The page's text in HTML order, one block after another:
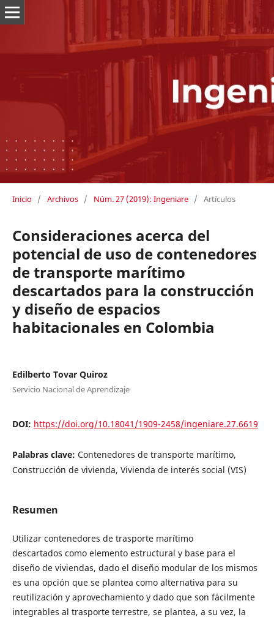
Inicio / Archivos / Núm. 27 (2019): Ingeniare / Artículos
Consideraciones acerca del
potencial de uso de contenedores
de transporte marítimo
descartados para la construcción
y diseño de espacios
habitacionales en Colombia
Edilberto Tovar Quiroz
Servicio Nacional de Aprendizaje
DOI: https://doi.org/10.18041/1909-2458/ingeniare.27.6619
Palabras clave: Contenedores de transporte marítimo,
Construcción de vivienda, Vivienda de interés social (VIS)
Resumen
Utilizar contenedores de trasporte marítimo
descartados como elemento estructural y base para el
diseño de viviendas, dado el diseño modular de los mismos
es una opción que se plantea como alternativa para su
reutilización y aprovechamiento y dado que son fácilmente
integrables al trasporte terrestre, se plantea, a su vez, la